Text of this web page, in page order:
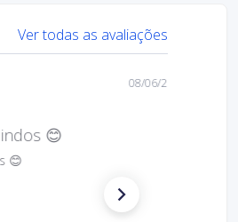
Ver todas as avaliações
08/05/26